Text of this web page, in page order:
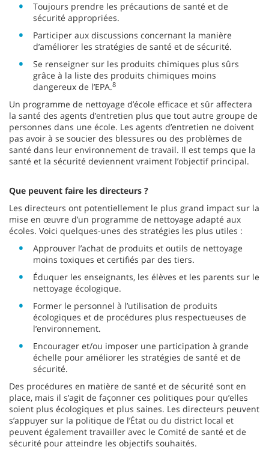
Toujours prendre les précautions de santé et de
sécurité appropriées.
Participer aux discussions concernant la manière
d’améliorer les stratégies de santé et de sécurité.
Se renseigner sur les produits chimiques plus sûrs
grâce à la liste des produits chimiques moins
dangereux de l’EPA.8
Un programme de nettoyage d’école efficace et sûr affectera
la santé des agents d’entretien plus que tout autre groupe de
personnes dans une école. Les agents d’entretien ne doivent
pas avoir à se soucier des blessures ou des problèmes de
santé dans leur environnement de travail. Il est temps que la
santé et la sécurité deviennent vraiment l’objectif principal.
Que peuvent faire les directeurs ?
Les directeurs ont potentiellement le plus grand impact sur la
mise en œuvre d’un programme de nettoyage adapté aux
écoles. Voici quelques-unes des stratégies les plus utiles :
Approuver l’achat de produits et outils de nettoyage
moins toxiques et certifiés par des tiers.
Éduquer les enseignants, les élèves et les parents sur le
nettoyage écologique.
Former le personnel à l’utilisation de produits
écologiques et de procédures plus respectueuses de
l’environnement.
Encourager et/ou imposer une participation à grande
échelle pour améliorer les stratégies de santé et de
sécurité.
Des procédures en matière de santé et de sécurité sont en
place, mais il s’agit de façonner ces politiques pour qu’elles
soient plus écologiques et plus saines. Les directeurs peuvent
s’appuyer sur la politique de l’État ou du district local et
peuvent également travailler avec le Comité de santé et de
sécurité pour atteindre les objectifs souhaités.